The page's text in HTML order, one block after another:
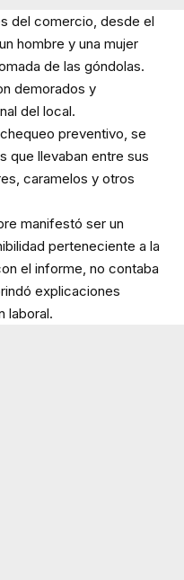
del comercio, desde el
hombre y una mujer
de las góndolas.
demorados y
del local.
preventivo, se
que llevaban entre sus
caramelos y otros
manifestó ser un
perteneciente a la
el informe, no contaba
explicaciones
laboral.